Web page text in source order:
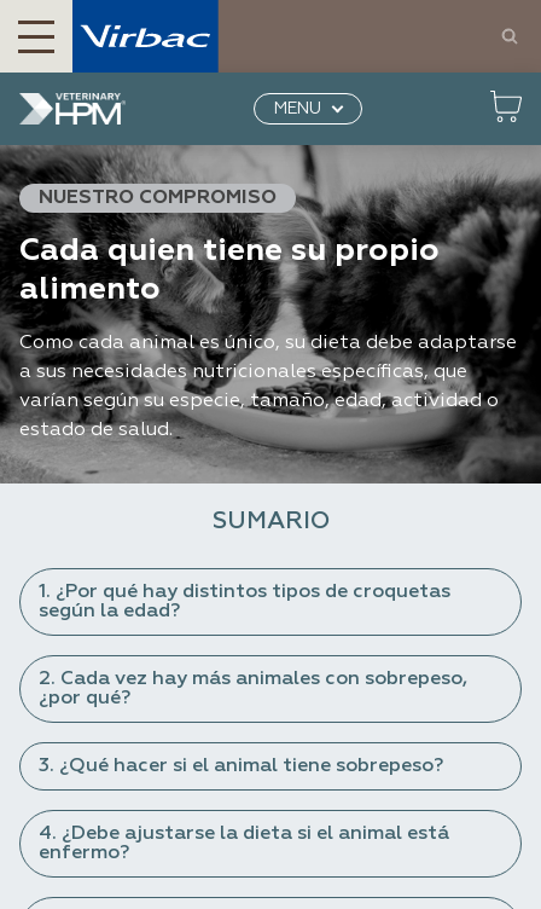
Home Veterinary HPM Nuestro compromiso Cada uno su pienso
MENU
NUESTRO COMPROMISO
Cada quien tiene su propio
alimento
Como cada animal es único, su dieta debe adaptarse
a sus necesidades nutricionales específicas, que
varían según su especie, tamaño, edad, actividad o
estado de salud.
SUMARIO
1. ¿Por qué hay distintos tipos de croquetas
según la edad?
2. Cada vez hay más animales con sobrepeso,
¿por qué?
3. ¿Qué hacer si el animal tiene sobrepeso?
4. ¿Debe ajustarse la dieta si el animal está
enfermo?